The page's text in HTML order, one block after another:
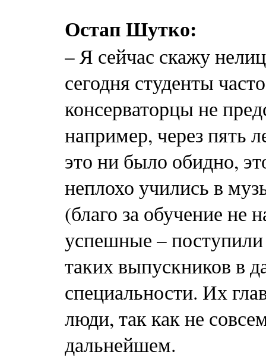
Остап Шутко:
– Я сейчас скажу
сегодня студенты
консерваторцы не
например, через пять
это ни было обидно,
неплохо учились в
(благо за обучение не
успешные –
таких выпускников в
специальности. Их
люди, так как не
дальнейшем.